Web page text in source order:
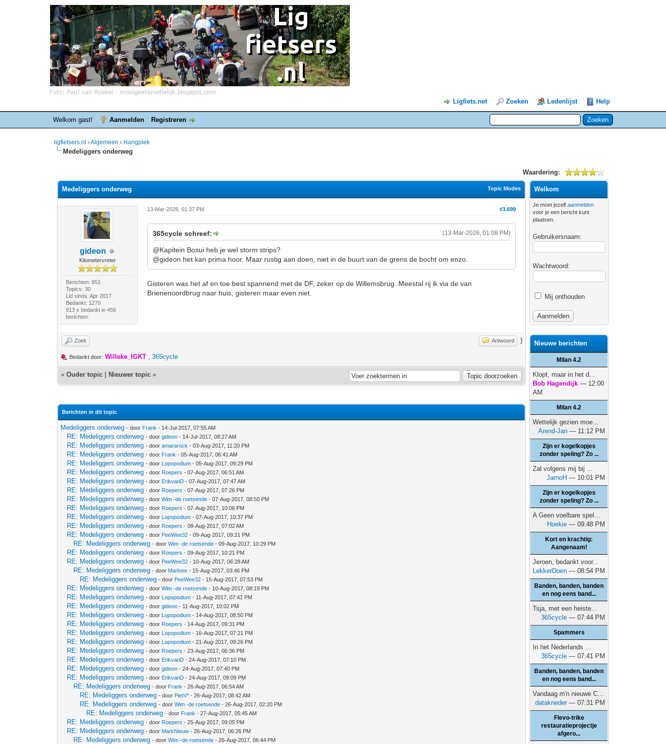
Ligfiets.net Zoeken Ledenlijst Help
Welkom gast! Aanmelden Registreren
ligfietsers.nl ›Algemeen › Hangplek
Medeliggers onderweg
Waardering:
Topic Modes
Medeliggers onderweg
gideon
Kilometervreter
Berichten: 851
Topics: 30
Lid sinds: Apr 2017
Bedankt: 1270
913 x bedankt in 456
berichten
#3.699
13-Mar-2026, 01:37 PM
(13-Mar-2026, 01:08 PM)
365cycle schreef:
@Kapitein Bosui heb je wel storm strips?
@gideon het kan prima hoor. Maar rustig aan doen, niet in de buurt van de grens de bocht om enzo.
Gisteren was het af en toe best spannend met de DF, zeker op de Willemsbrug. Meestal rij ik via de van
Brienenoordbrug naar huis, gisteren maar even niet.
Zoek Antwoord }
Bedankt door: Willeke_IGKT ,365cycle
«Ouder topic Nieuwer topic »
Berichten in dit topic
Medeliggers onderweg - door Frank - 14-Jul-2017, 07:55 AM
RE: Medeliggers onderweg - doorgideon - 14-Jul-2017, 08:27 AM
RE: Medeliggers onderweg - dooramararock - 03-Aug-2017, 11:20 PM
RE: Medeliggers onderweg - door Frank - 05-Aug-2017, 06:41 AM
RE: Medeliggers onderweg - door Lopopodium - 05-Aug-2017, 09:29 PM
RE: Medeliggers onderweg - door Roepers - 07-Aug-2017, 06:51 AM
RE: Medeliggers onderweg - door ErikvanD - 07-Aug-2017, 07:47 AM
RE: Medeliggers onderweg - door Roepers - 07-Aug-2017, 07:26 PM
RE: Medeliggers onderweg - doorWim -de roetsende - 07-Aug-2017, 08:50 PM
RE: Medeliggers onderweg - door Roepers - 07-Aug-2017, 10:06 PM
RE: Medeliggers onderweg - door Lopopodium - 07-Aug-2017, 10:37 PM
RE: Medeliggers onderweg - door Roepers - 08-Aug-2017, 07:02 AM
RE: Medeliggers onderweg - door PeeWee32 - 09-Aug-2017, 09:21 PM
RE: Medeliggers onderweg - doorWim -de roetsende - 09-Aug-2017, 10:29 PM
RE: Medeliggers onderweg - door Roepers - 09-Aug-2017, 10:21 PM
RE: Medeliggers onderweg - door PeeWee32 - 10-Aug-2017, 06:28 AM
RE: Medeliggers onderweg - door Marloes - 15-Aug-2017, 03:46 PM
RE: Medeliggers onderweg - door PeeWee32 - 15-Aug-2017, 07:53 PM
RE: Medeliggers onderweg - doorWim -de roetsende - 10-Aug-2017, 08:19 PM
RE: Medeliggers onderweg - door Lopopodium - 11-Aug-2017, 07:41 PM
RE: Medeliggers onderweg - doorgideon - 11-Aug-2017, 10:02 PM
RE: Medeliggers onderweg - door Lopopodium - 14-Aug-2017, 08:50 PM
RE: Medeliggers onderweg - door Roepers - 14-Aug-2017, 09:31 PM
RE: Medeliggers onderweg - door Lopopodium - 16-Aug-2017, 07:21 PM
RE: Medeliggers onderweg - door Lopopodium - 21-Aug-2017, 09:26 PM
RE: Medeliggers onderweg - door Roepers - 23-Aug-2017, 06:36 PM
RE: Medeliggers onderweg - door ErikvanD - 24-Aug-2017, 07:10 PM
RE: Medeliggers onderweg - doorgideon - 24-Aug-2017, 07:40 PM
RE: Medeliggers onderweg - door ErikvanD - 24-Aug-2017, 09:09 PM
RE: Medeliggers onderweg - door Frank - 26-Aug-2017, 06:54 AM
RE: Medeliggers onderweg - door PietV* - 26-Aug-2017, 08:42 AM
RE: Medeliggers onderweg - doorWim -de roetsende - 26-Aug-2017, 02:20 PM
RE: Medeliggers onderweg - door Frank - 27-Aug-2017, 05:45 AM
RE: Medeliggers onderweg - door Roepers - 25-Aug-2017, 09:05 PM
RE: Medeliggers onderweg - door MarkNieuw - 26-Aug-2017, 06:26 PM
RE: Medeliggers onderweg - doorWim -de roetsende - 26-Aug-2017, 06:44 PM
Welkom
Je moet jezelfaanmelden
voor je een bericht kunt
plaatsen.
Gebruikersnaam:
Wachtwoord:
Mij onthouden
Nieuwe berichten
Milan 4.2
Klopt, maar in het d...
Bob Hagendijk — 12:00
AM
Milan 4.2
Wettelijk gezien moe...
Arend-Jan — 11:12 PM
Zijn er kogelkopjes
zonder speling? Zo ...
Zal volgens mij bij ...
JarnoH — 10:01 PM
Zijn er kogelkopjes
zonder speling? Zo ...
A Geen voelbare spel...
Hoekie — 09:48 PM
Kort en krachtig:
Aangenaam!
Jeroen, bedankt voor...
LekkerDoen — 08:54 PM
Banden, banden, banden
en nog eens band...
Tsja, met een heiste...
365cycle — 07:44 PM
Spammers
In het Nederlands ...
365cycle — 07:41 PM
Banden, banden, banden
en nog eens band...
Vandaag m'n nieuwe C...
datakneder— 07:31 PM
Flevo-trike
restauratieprojectje
afgero...